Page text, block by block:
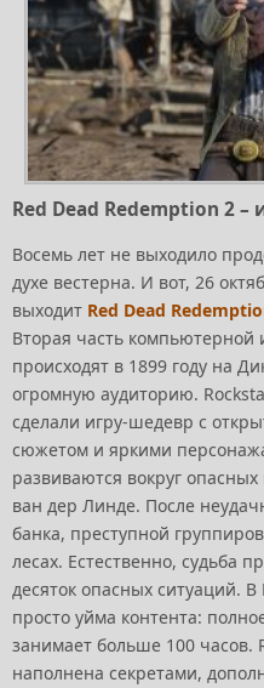
Red Dead Redemption 2 –
Восемь лет не выходило
духе вестерна. И вот, 26
выходит Red Dead
Вторая часть компьютерной
происходят в 1899 году на
огромную аудиторию.
сделали игру-шедевр с
сюжетом и яркими
развиваются вокруг
ван дер Линде. После
банка, преступной
лесах. Естественно, судьба
десяток опасных ситуаций.
просто уйма контента:
занимает больше 100 часов.
наполнена секретами,